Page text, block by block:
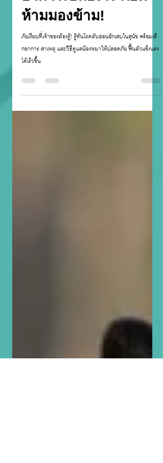
เฉียบพลันในสุนัข
อาการเป็นยังไง ภัยที่
ห้ามมองข้าม!
กอาการ สาเหตุ และวิธีดูแลน้องหมาให้ปลอดภัย ฟื้นตัวแข็งแรง
ได้เร็วขึ้น